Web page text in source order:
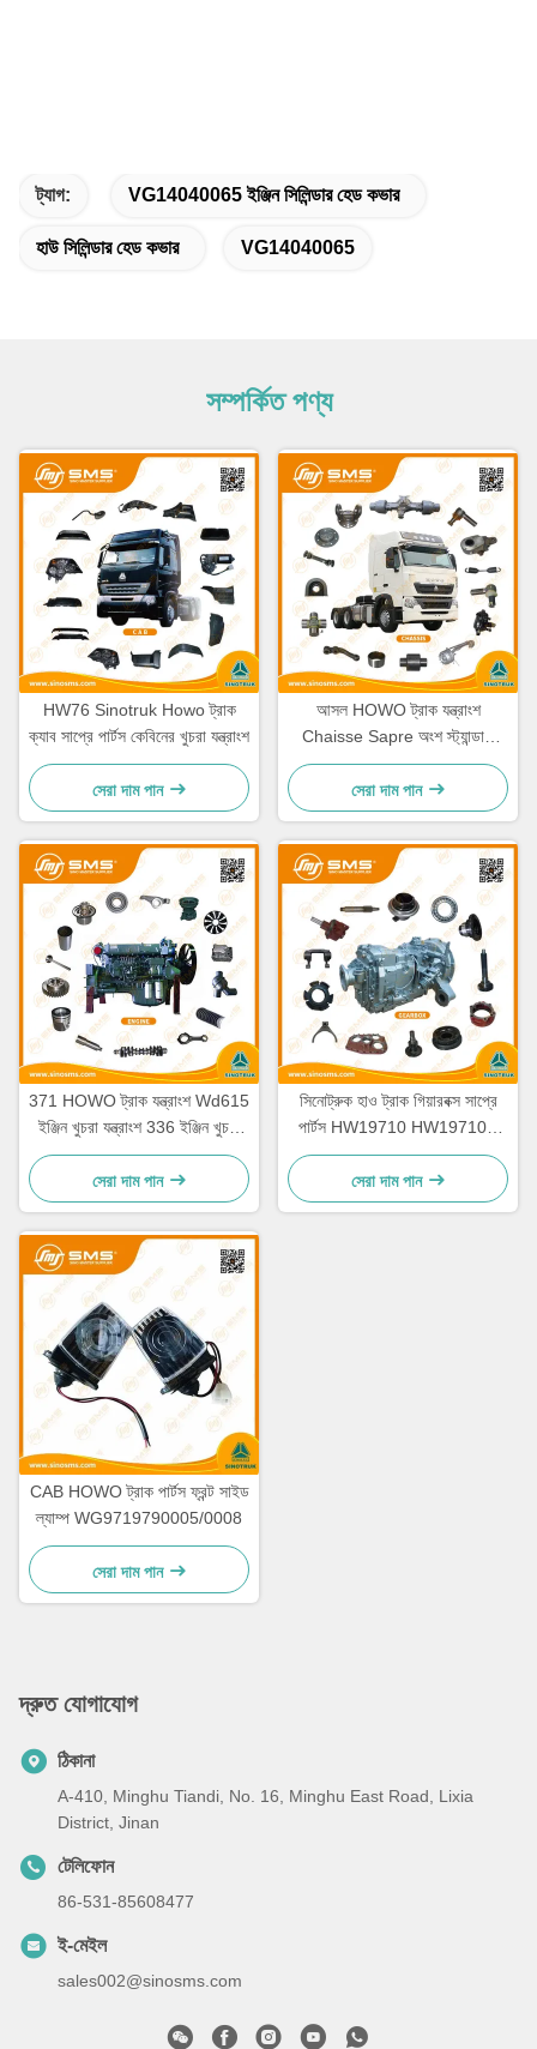
ট্যাগ: VG14040065 ইঞ্জিন সিলিন্ডার হেড কভার
হাউ সিলিন্ডার হেড কভার VG14040065
সম্পর্কিত পণ্য
HW76 Sinotruk Howo ট্রাক
ক্যাব সাপ্রে পার্টস কেবিনের খুচরা যন্ত্রাংশ
সেরা দাম পান
আসল HOWO ট্রাক যন্ত্রাংশ
Chaisse Sapre অংশ স্ট্যান্ডার্ড
আকার
সেরা দাম পান
371 HOWO ট্রাক যন্ত্রাংশ Wd615
ইঞ্জিন খুচরা যন্ত্রাংশ 336 ইঞ্জিন খুচরা
যন্ত্রাংশ
সেরা দাম পান
সিনোট্রুক হাও ট্রাক গিয়ারবক্স সাপ্রে
পার্টস HW19710 HW19710T
HW19712
সেরা দাম পান
CAB HOWO ট্রাক পার্টস ফ্রন্ট সাইড
ল্যাম্প WG9719790005/0008
সেরা দাম পান
দ্রুত যোগাযোগ
ঠিকানা
A-410, Minghu Tiandi, No. 16, Minghu East Road, Lixia
District, Jinan
টেলিফোন
86-531-85608477
ই-মেইল
sales002@sinosms.com